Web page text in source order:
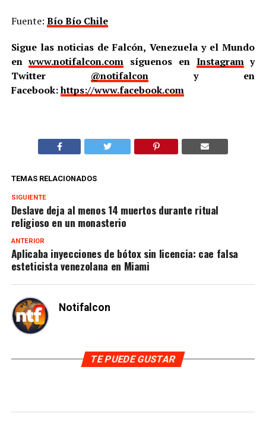
Fuente: Bío Bío Chile
Sigue las noticias de Falcón, Venezuela y el Mundo
enwww.notifalcon.com síguenos en Instagramy
Twitter @notifalcony en
Facebook:https://www.facebook.com
TEMAS RELACIONADOS
SIGUIENTE
Deslave deja al menos 14 muertos durante ritual
religioso en un monasterio
ANTERIOR
Aplicaba inyecciones de bótox sin licencia: cae falsa
esteticista venezolana en Miami
Notifalcon
TE PUEDE GUSTAR